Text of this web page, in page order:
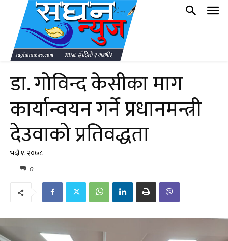
डा. गोविन्द केसीका माग
कार्यान्वयन गर्ने प्रधानमन्त्री
देउवाको प्रतिवद्धता
भदौ १, २०७८
0